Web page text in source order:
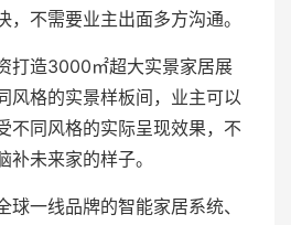
，不需要业主出面多方沟通。
打造3000㎡超大实景家居展
风格的实景样板间，业主可以
不同风格的实际呈现效果，不
未来家的样子。
球一线品牌的智能家居系统、